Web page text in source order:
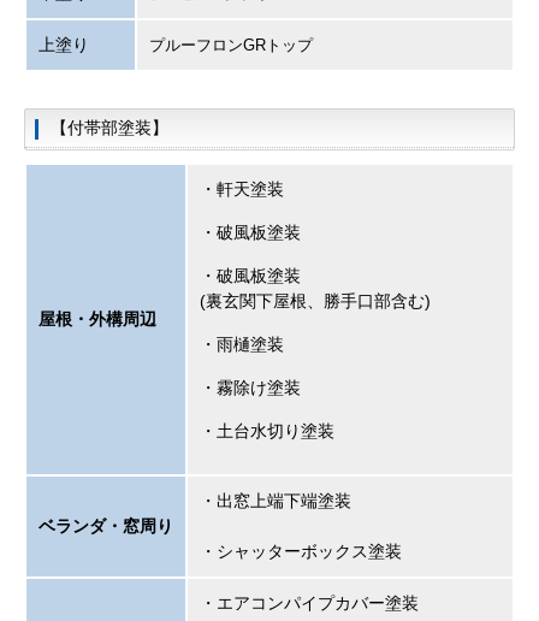
上塗り プルーフロンGRトップ
【付帯部塗装】
屋根・外構周辺
・軒天塗装
・破風板塗装
・破風板塗装
(裏玄関下屋根、勝手口部含む)
・雨樋塗装
・霧除け塗装
・土台水切り塗装
ベランダ・窓周り
・出窓上端下端塗装
・シャッターボックス塗装
・エアコンパイプカバー塗装